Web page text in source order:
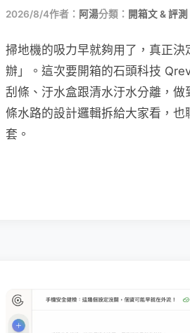
2026/8/4作者： 阿湯分類： 開箱文 & 評測
掃地機的吸力早就夠用了，真正
辦」。這次要開箱的石頭科技
刮條、汙水盒跟清水汙水分離，
條水路的設計邏輯拆給大家看，
套。